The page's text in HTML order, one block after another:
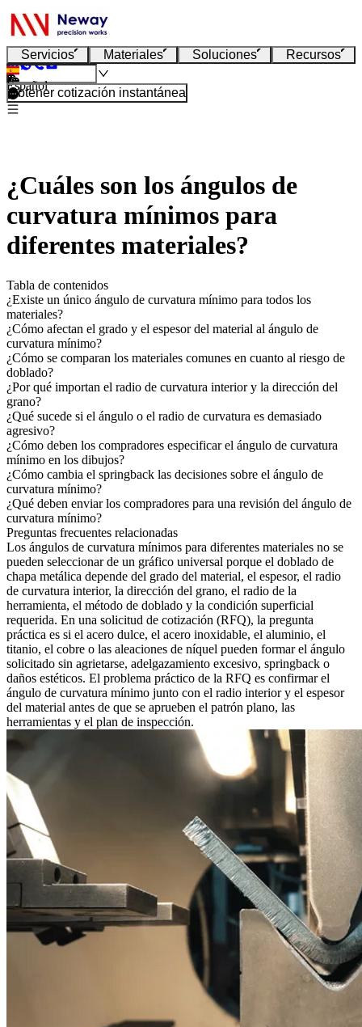
Servicios Materiales Soluciones Recursos
Español
Obtener cotización instantánea
¿Cuáles son los ángulos de
curvatura mínimos para
diferentes materiales?
Tabla de contenidos
¿Existe un único ángulo de curvatura mínimo para todos los
materiales?
¿Cómo afectan el grado y el espesor del material al ángulo de
curvatura mínimo?
¿Cómo se comparan los materiales comunes en cuanto al riesgo de
doblado?
¿Por qué importan el radio de curvatura interior y la dirección del
grano?
¿Qué sucede si el ángulo o el radio de curvatura es demasiado
agresivo?
¿Cómo deben los compradores especificar el ángulo de curvatura
mínimo en los dibujos?
¿Cómo cambia el springback las decisiones sobre el ángulo de
curvatura mínimo?
¿Qué deben enviar los compradores para una revisión del ángulo de
curvatura mínimo?
Preguntas frecuentes relacionadas
Los ángulos de curvatura mínimos para diferentes materiales no se
pueden seleccionar de un gráfico universal porque el doblado de
chapa metálica depende del grado del material, el espesor, el radio
de curvatura interior, la dirección del grano, el radio de la
herramienta, el método de doblado y la condición superficial
requerida. En una solicitud de cotización (RFQ), la pregunta
práctica es si el acero dulce, el acero inoxidable, el aluminio, el
titanio, el cobre o las aleaciones de níquel pueden formar el ángulo
solicitado sin agrietarse, adelgazamiento excesivo, springback o
daños estéticos. El problema práctico de la RFQ es confirmar el
ángulo de curvatura mínimo junto con el radio interior y el espesor
del material antes de que se aprueben el patrón plano, las
herramientas y el plan de inspección.